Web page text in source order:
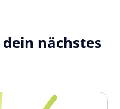
nächstes